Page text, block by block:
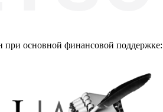
при основной финансовой поддержке: